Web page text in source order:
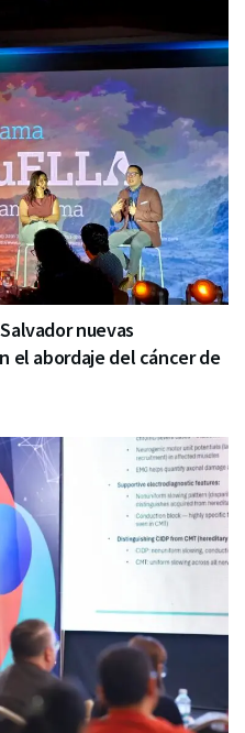
nuevas
el abordaje del cáncer de